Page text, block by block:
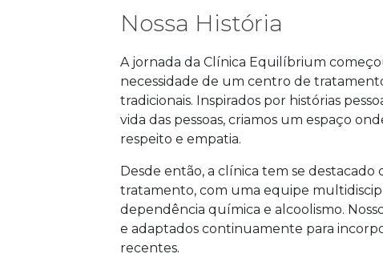
Nossa História
A jornada da Clínica Equilíbrium
necessidade de um centro de
tradicionais. Inspirados por histórias
vida das pessoas, criamos um espaço
respeito e empatia.
Desde então, a clínica tem se
tratamento, com uma equipe
dependência química e alcoolismo.
e adaptados continuamente para
recentes.